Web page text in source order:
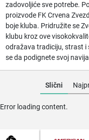
zadovoljiće sve potrebe.
proizvode FK Crvena
boje kluba. Pridružite se
klubu kroz ove
odražava tradiciju, strast i
se da podignete svoj
Slični
Error loading content.